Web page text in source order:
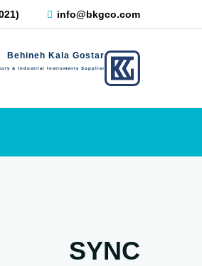
info@bkgco.com
Behineh Kala Gostar
& Industrial Instruments Supplier
SYNC